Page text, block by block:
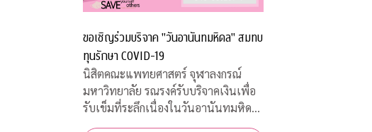
ขอเชิญร่วมบริจาค "วันอานันทมหิดล" สมทบ
ทุนรักษา COVID-19
นิสิตคณะแพทยศาสตร์ จุฬาลงกรณ์
มหาวิทยาลัย รณรงค์รับบริจาคเงินเพื่อ
รับเข็มที่ระลึกเนื่องในวันอานันทมหิดล
วันคล้ายสวรรคต ร.8 ผู้พระราชทาน